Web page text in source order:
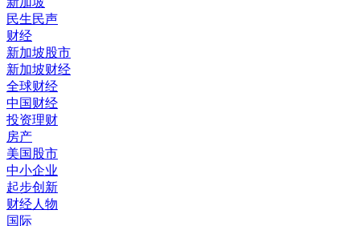
民生民声
财经
新加坡股市
新加坡财经
全球财经
中国财经
投资理财
房产
美国股市
中小企业
起步创新
财经人物
国际